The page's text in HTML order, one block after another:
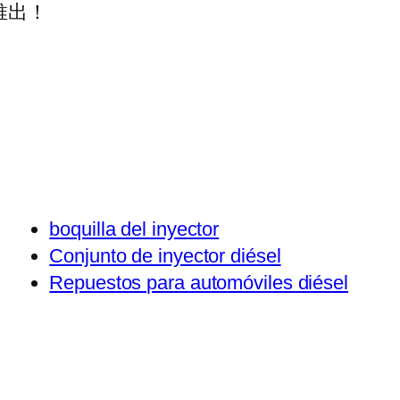
！
boquilla del inyector
Conjunto de inyector diésel
Repuestos para automóviles diésel